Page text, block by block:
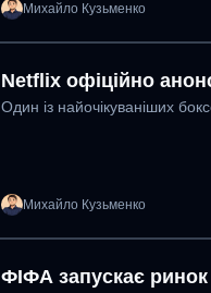
Михайло Кузьменко
Netflix офіційно
Один із найочікуваніших
Михайло Кузьменко
ФІФА запускає